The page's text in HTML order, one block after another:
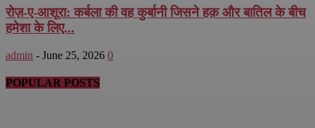
रोज़-ए-आशूरा: कर्बला की वह कुर्बानी जिसने हक़ और बातिल के बीच
हमेशा के लिए...
admin - June 25, 2026 0
POPULAR POSTS